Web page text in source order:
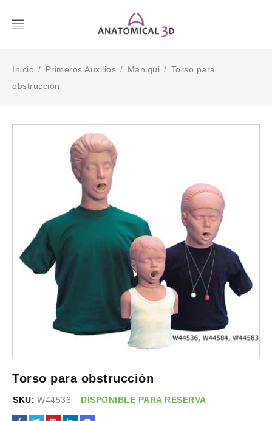
Inicio / Primeros Auxilios / Maniqui / Torso para
obstrucción
Torso para obstrucción
SKU: W44536 DISPONIBLE PARA RESERVA